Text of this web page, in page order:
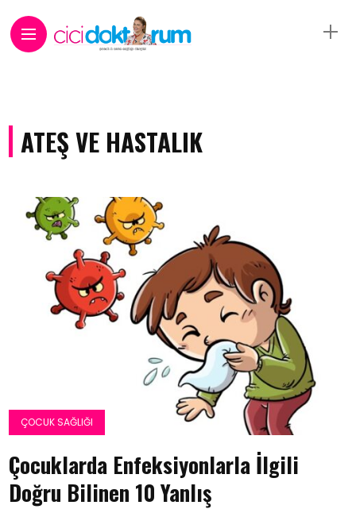
ATEŞ VE HASTALIK
ÇOCUK SAĞLIĞI
Çocuklarda Enfeksiyonlarla İlgili
Doğru Bilinen 10 Yanlış